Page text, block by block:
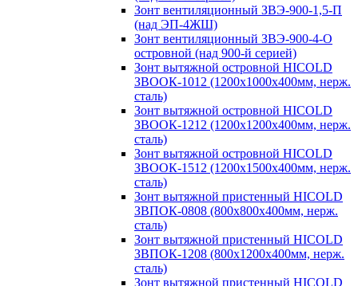
Зонт вентиляционный ЗВЭ-900-1,5-П
(над ЭП-4ЖШ)
Зонт вентиляционный ЗВЭ-900-4-О
островной (над 900-й серией)
Зонт вытяжной островной HICOLD
ЗВООК-1012 (1200х1000х400мм, нерж.
сталь)
Зонт вытяжной островной HICOLD
ЗВООК-1212 (1200x1200x400мм, нерж.
сталь)
Зонт вытяжной островной HICOLD
ЗВООК-1512 (1200х1500х400мм, нерж.
сталь)
Зонт вытяжной пристенный HICOLD
ЗВПОК-0808 (800х800х400мм, нерж.
сталь)
Зонт вытяжной пристенный HICOLD
ЗВПОК-1208 (800х1200х400мм, нерж.
сталь)
Зонт вытяжной пристенный HICOLD